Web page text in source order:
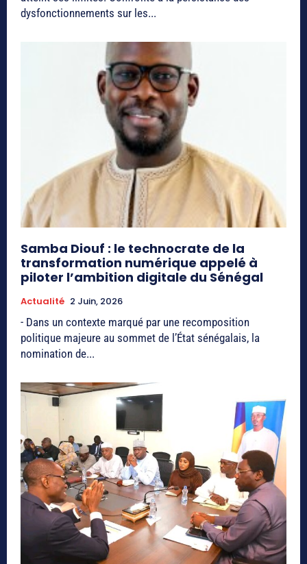
dysfonctionnements sur les...
Samba Diouf : le technocrate de la
transformation numérique appelé à
piloter l’ambition digitale du Sénégal
Actualité 2 Juin, 2026
- Dans un contexte marqué par une recomposition
politique majeure au sommet de l’État sénégalais, la
nomination de...